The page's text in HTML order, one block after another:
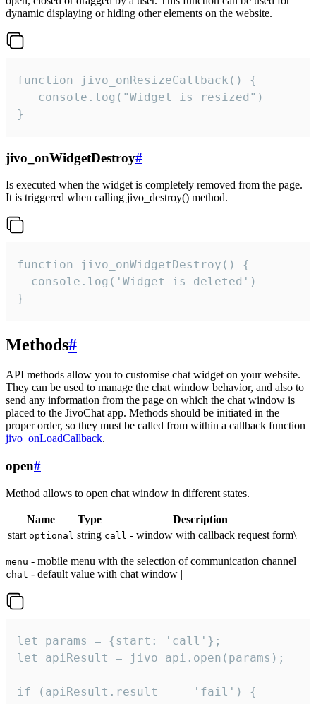
dynamic displaying or hiding other elements on the website.
function jivo_onResizeCallback() {
   console.log("Widget is resized")
}
jivo_onWidgetDestroy#
Is executed when the widget is completely removed from the page.
It is triggered when calling jivo_destroy() method.
function jivo_onWidgetDestroy() {
  console.log('Widget is deleted')
}
Methods#
API methods allow you to customise chat widget on your website.
They can be used to manage the chat window behavior, and also to
send any information from the page on which the chat window is
placed to the JivoChat app. Methods should be initiated in the
proper order, so they must be called from within a callback function
jivo_onLoadCallback.
open#
Method allows to open chat window in different states.
Name Type
Description
start optional string call - window with callback request form\
menu - mobile menu with the selection of communication channel
chat - default value with chat window |
let params = {start: 'call'};
let apiResult = jivo_api.open(params);
if (apiResult.result === 'fail') {